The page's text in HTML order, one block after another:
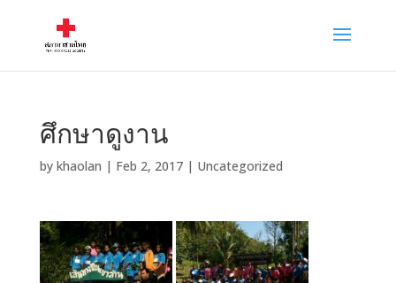
ศึกษาดูงาน
by khaolan | Feb 2, 2017| Uncategorized